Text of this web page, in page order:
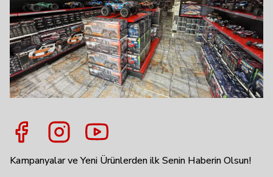
Kampanyalar ve Yeni Ürünlerden ilk Senin Haberin Olsun!